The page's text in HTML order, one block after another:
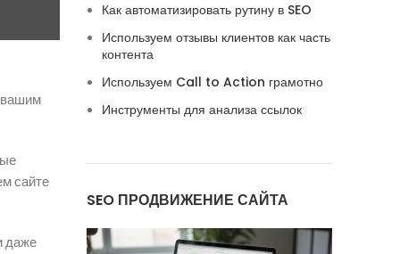
вашим
сайте
даже
Как автоматизировать рутину в SEO
Используем отзывы клиентов как часть
контента
Используем Call to Action грамотно
Инструменты для анализа ссылок
SEO ПРОДВИЖЕНИЕ САЙТА